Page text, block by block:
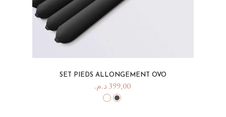
SET PIEDS ALLONGEMENT OVO
399,00 د.م.